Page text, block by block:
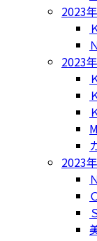
2023
2023
2023